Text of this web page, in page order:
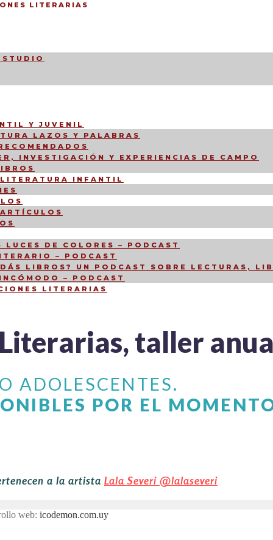
LITERARIAS
Y JUVENIL
LAZOS Y PALABRAS
INVESTIGACIÓN Y EXPERIENCIAS DE CAMPO
INFANTIL
LUCES DE COLORES – PODCAST
– PODCAST
LIBROS? UN PODCAST SOBRE LECTURAS,
– PODCAST
LITERARIAS
taller
ADOLESCENTES.
POR EL
a la artista Lala Severi @lalaseveri
web: icodemon.com.uy